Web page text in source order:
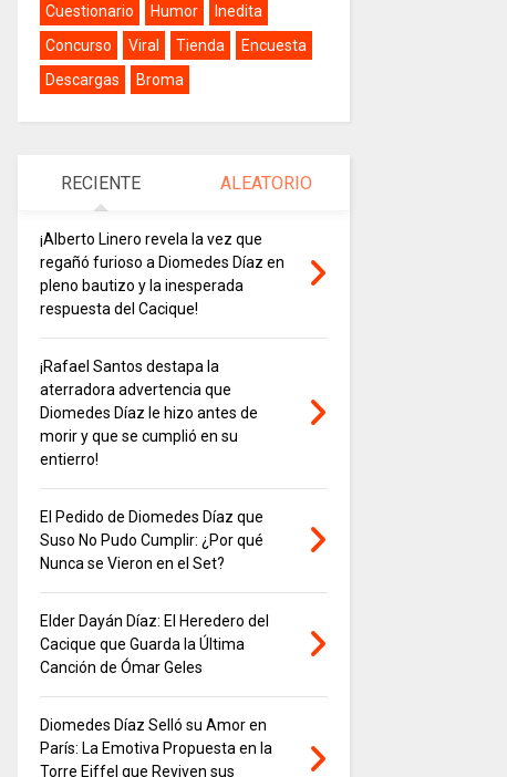
Cuestionario
Humor
Inedita
Concurso
Viral Tienda
Encuesta
Descargas
Broma
RECIENTE ALEATORIO
¡Alberto Linero revela la vez que
regañó furioso a Diomedes Díaz en
pleno bautizo y la inesperada
respuesta del Cacique!
¡Rafael Santos destapa la
aterradora advertencia que
Diomedes Díaz le hizo antes de
morir y que se cumplió en su
entierro!
El Pedido de Diomedes Díaz que
Suso No Pudo Cumplir: ¿Por qué
Nunca se Vieron en el Set?
Elder Dayán Díaz: El Heredero del
Cacique que Guarda la Última
Canción de Ómar Geles
Diomedes Díaz Selló su Amor en
París: La Emotiva Propuesta en la
Torre Eiffel que Reviven sus